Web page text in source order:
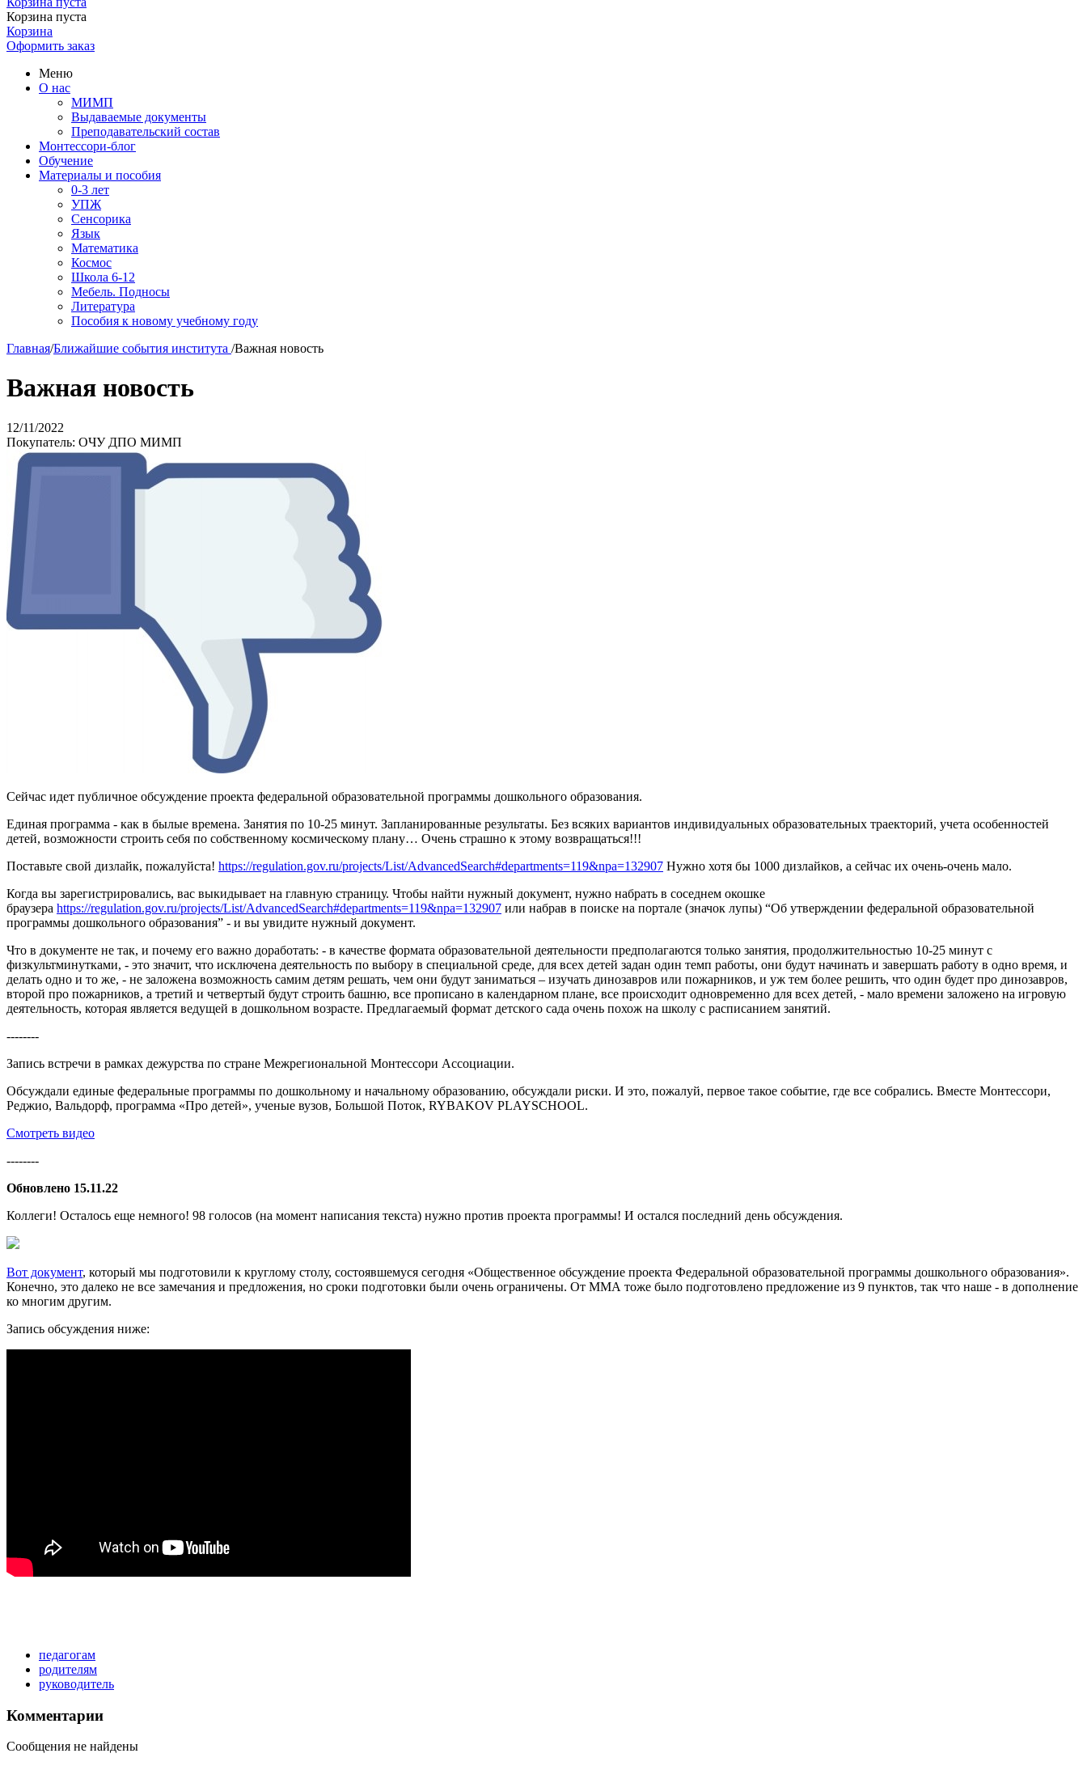
Корзина пуста
Корзина
Оформить заказ
Меню
О нас
МИМП
Выдаваемые документы
Преподавательский состав
Монтессори-блог
Обучение
Материалы и пособия
0-3 лет
УПЖ
Сенсорика
Язык
Математика
Космос
Школа 6-12
Мебель. Подносы
Литература
Пособия к новому учебному году
Главная/Ближайшие события института /Важная новость
Важная новость
12/11/2022
Покупатель: ОЧУ ДПО МИМП
Сейчас идет публичное обсуждение проекта федеральной образовательной программы дошкольного образования.
Единая программа - как в былые времена. Занятия по 10-25 минут. Запланированные результаты. Без всяких вариантов индивидуальных образовательных траекторий, учета особенностей
детей, возможности строить себя по собственному космическому плану… Очень страшно к этому возвращаться!!!
Поставьте свой дизлайк, пожалуйста! https://regulation.gov.ru/projects/List/AdvancedSearch#departments=119&npa=132907 Нужно хотя бы 1000 дизлайков, а сейчас их очень-очень мало.
Когда вы зарегистрировались, вас выкидывает на главную страницу. Чтобы найти нужный документ, нужно набрать в соседнем окошке
браузера https://regulation.gov.ru/projects/List/AdvancedSearch#departments=119&npa=132907 или набрав в поиске на портале (значок лупы) “Об утверждении федеральной образовательной
программы дошкольного образования” - и вы увидите нужный документ.
Что в документе не так, и почему его важно доработать: - в качестве формата образовательной деятельности предполагаются только занятия, продолжительностью 10-25 минут с
физкультминутками, - это значит, что исключена деятельность по выбору в специальной среде, для всех детей задан один темп работы, они будут начинать и завершать работу в одно время, и
делать одно и то же, - не заложена возможность самим детям решать, чем они будут заниматься – изучать динозавров или пожарников, и уж тем более решить, что один будет про динозавров,
второй про пожарников, а третий и четвертый будут строить башню, все прописано в календарном плане, все происходит одновременно для всех детей, - мало времени заложено на игровую
деятельность, которая является ведущей в дошкольном возрасте. Предлагаемый формат детского сада очень похож на школу с расписанием занятий.
--------
Запись встречи в рамках дежурства по стране Межрегиональной Монтессори Ассоциации.
Обсуждали единые федеральные программы по дошкольному и начальному образованию, обсуждали риски. И это, пожалуй, первое такое событие, где все собрались. Вместе Монтессори,
Реджио, Вальдорф, программа «Про детей», ученые вузов, Большой Поток, RYBAKOV PLAYSCHOOL.
Смотреть видео
--------
Обновлено 15.11.22
Коллеги! Осталось еще немного! 98 голосов (на момент написания текста) нужно против проекта программы! И остался последний день обсуждения.
Вот документ, который мы подготовили к круглому столу, состоявшемуся сегодня «Общественное обсуждение проекта Федеральной образовательной программы дошкольного образования».
Конечно, это далеко не все замечания и предложения, но сроки подготовки были очень ограничены. От ММА тоже было подготовлено предложение из 9 пунктов, так что наше - в дополнение
ко многим другим.
Запись обсуждения ниже:
педагогам
родителям
руководитель
Комментарии
Сообщения не найдены